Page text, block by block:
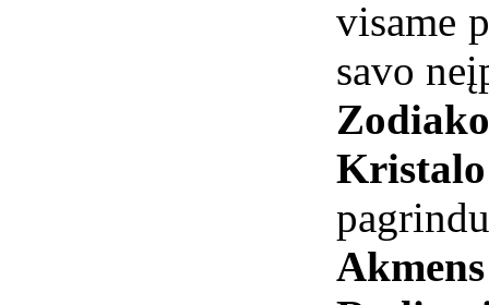
visame
savo
pagrindu